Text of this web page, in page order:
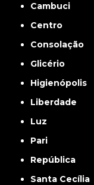
Cambuci
Centro
Consolação
Glicério
Higienópolis
Liberdade
Luz
Pari
República
Santa Cecília